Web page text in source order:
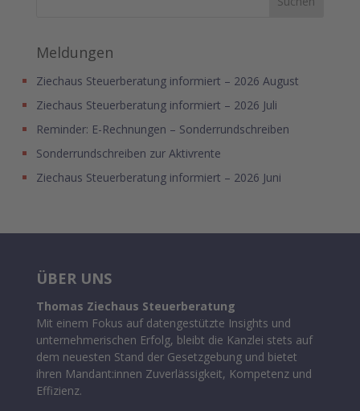
Meldungen
Ziechaus Steuerberatung informiert – 2026 August
Ziechaus Steuerberatung informiert – 2026 Juli
Reminder: E-Rechnungen – Sonderrundschreiben
Sonderrundschreiben zur Aktivrente
Ziechaus Steuerberatung informiert – 2026 Juni
ÜBER UNS
Thomas Ziechaus Steuerberatung
Mit einem Fokus auf datengestützte Insights und
unternehmerischen Erfolg, bleibt die Kanzlei stets auf
dem neuesten Stand der Gesetzgebung und bietet
ihren Mandant:innen Zuverlässigkeit, Kompetenz und
Effizienz.